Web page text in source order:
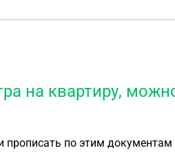
на квартиру,
по этим документам